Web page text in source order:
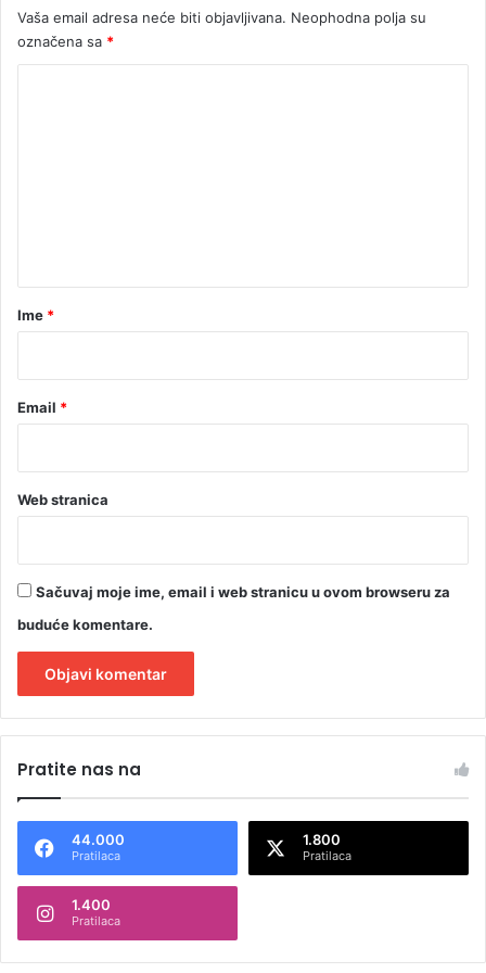
r
p
s
Vaša email adresa neće biti objavljivana. Neophodna polja su
označena sa *
rIme *
Email *
Web stranica
Sačuvaj moje ime, email i web stranicu u ovom browseru za
buduće komentare.
t
n
t
Pratite nas na
44.000
Pratilaca
1.800
Pratilaca
1.400
Pratilaca